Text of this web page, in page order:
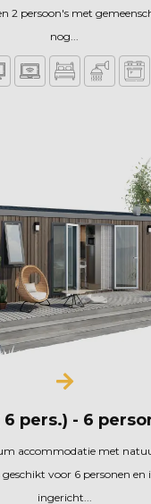
2 persoon's met
nog...
pers.) - 6
accommodatie met
voor 6 personen en
ingericht...